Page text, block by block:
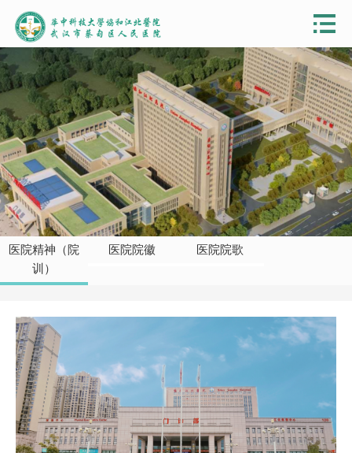
医院精神（院
训）
医院院徽 医院院歌